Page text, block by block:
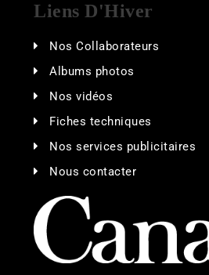
Liens D'Hiver
Nos Collaborateurs
Albums photos
Nos vidéos
Fiches techniques
Nos services publicitaires
Nous contacter